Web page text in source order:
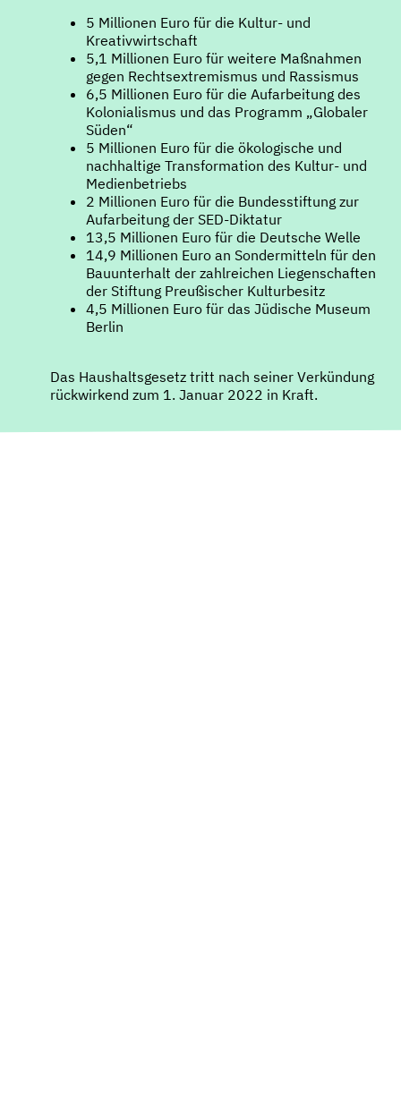
5 Millionen Euro für die Kultur- und
Kreativwirtschaft
5,1 Millionen Euro für weitere Maßnahmen
gegen Rechtsextremismus und Rassismus
6,5 Millionen Euro für die Aufarbeitung des
Kolonialismus und das Programm „Globaler
Süden“
5 Millionen Euro für die ökologische und
nachhaltige Transformation des Kultur- und
Medienbetriebs
2 Millionen Euro für die Bundesstiftung zur
Aufarbeitung der SED-Diktatur
13,5 Millionen Euro für die Deutsche Welle
14,9 Millionen Euro an Sondermitteln für den
Bauunterhalt der zahlreichen Liegenschaften
der Stiftung Preußischer Kulturbesitz
4,5 Millionen Euro für das Jüdische Museum
Berlin
Das Haushaltsgesetz tritt nach seiner Verkündung
rückwirkend zum 1. Januar 2022 in Kraft.